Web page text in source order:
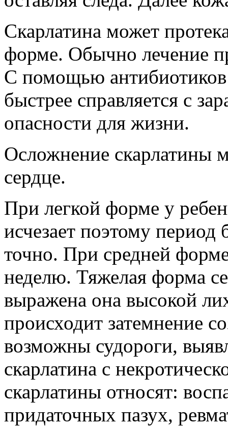
Скарлатина может
форме. Обычно лечение
С помощью
быстрее справляется с
опасности для жизни.
Осложнение скарлатины
сердце.
При легкой форме у
исчезает поэтому период
точно. При средней
неделю. Тяжелая форма
выражена она высокой
происходит затемнение
возможны судороги,
скарлатина с
скарлатины относят:
придаточных пазух,